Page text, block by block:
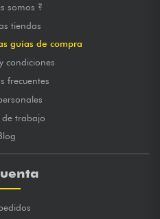
somos ?
tiendas
guías de compra
condiciones
frecuentes
trabajo